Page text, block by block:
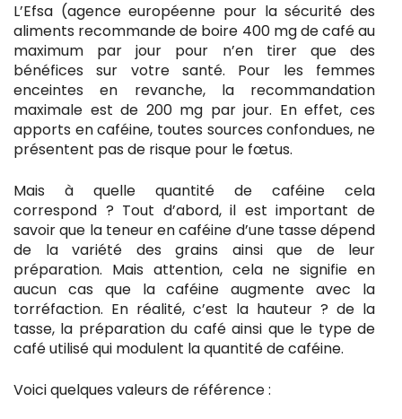
L’Efsa (agence européenne pour la sécurité des
aliments recommande de boire 400 mg de café au
maximum par jour pour n’en tirer que des
bénéfices sur votre santé. Pour les femmes
enceintes en revanche, la recommandation
maximale est de 200 mg par jour. En effet, ces
apports en caféine, toutes sources confondues, ne
présentent pas de risque pour le fœtus.
Mais à quelle quantité de caféine cela
correspond ? Tout d’abord, il est important de
savoir que la teneur en caféine d’une tasse dépend
de la variété des grains ainsi que de leur
préparation. Mais attention, cela ne signifie en
aucun cas que la caféine augmente avec la
torréfaction. En réalité, c’est la hauteur ? de la
tasse, la préparation du café ainsi que le type de
café utilisé qui modulent la quantité de caféine.
Voici quelques valeurs de référence :